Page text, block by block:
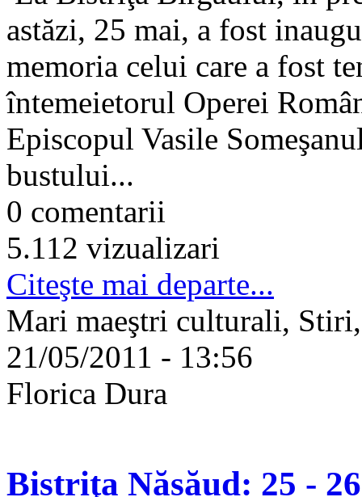
astăzi, 25 mai, a fost
memoria celui care a fost
întemeietorul Operei
Episcopul Vasile
bustului...
0 comentarii
5.112 vizualizari
Citeşte mai departe...
Mari maeştri culturali,
21/05/2011 - 13:56
Florica Dura
Bistriţa Năsăud: 25 -